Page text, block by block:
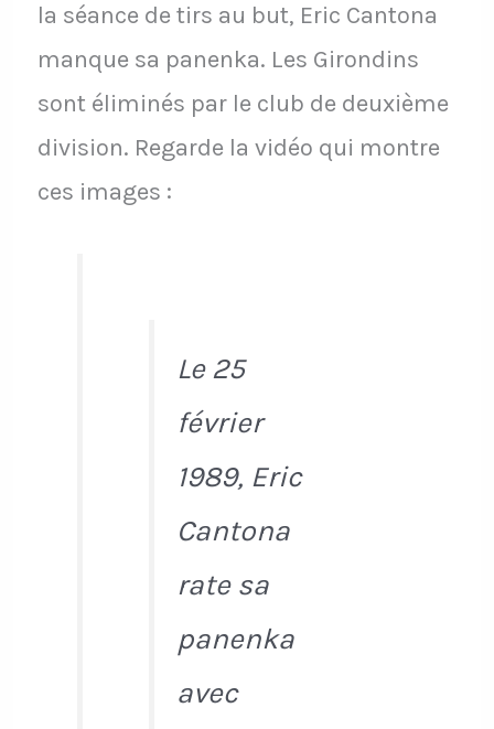
la séance de tirs au but, Eric Cantona
manque sa panenka. Les Girondins
sont éliminés par le club de deuxième
division. Regarde la vidéo qui montre
ces images :
Le 25
février
1989, Eric
Cantona
rate sa
panenka
avec